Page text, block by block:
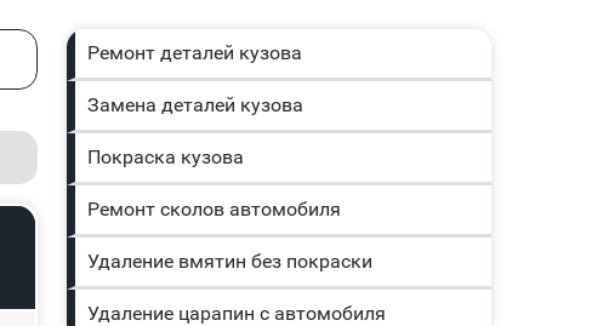
Ремонт деталей кузова
Замена деталей кузова
Покраска кузова
Ремонт сколов автомобиля
Удаление вмятин без покраски
Удаление царапин с автомобиля